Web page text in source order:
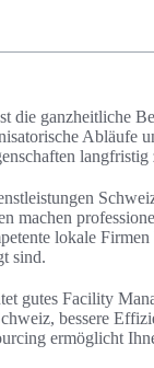
die ganzheitliche
Abläufe
langfristig
machen
lokale
sind.
gutes Facility
bessere
ermöglicht